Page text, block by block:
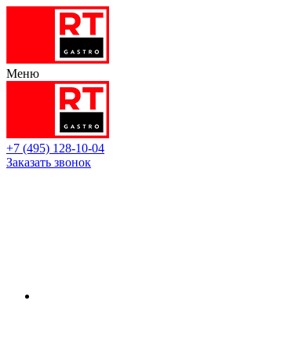
Меню
+7 (495) 128-10-04
Заказать звонок